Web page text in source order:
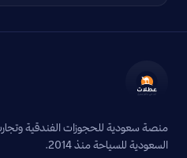
منصة سعودية للحجوزات الفندقية
السعودية للسياحة منذ 2014.